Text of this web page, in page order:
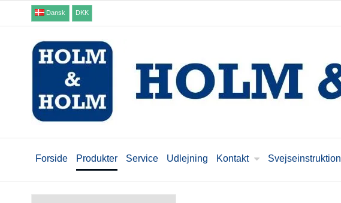
Dansk DKK
Forside Produkter Service Udlejning Kontakt Svejseinstruktion